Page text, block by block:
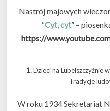
Nastrój majowych
“Cyt, cyt” –
https://
1.Dzieci na Lubelszczyźnie
Tradycje
W roku 1934 Sekretariat